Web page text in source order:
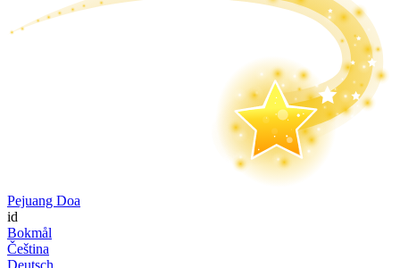
Pejuang Doa
id
Bokmål
Čeština
Deutsch